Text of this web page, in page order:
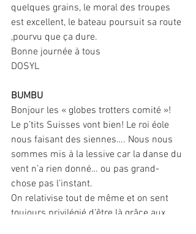
quelques grains, le moral des troupes
est excellent, le bateau poursuit sa route
,pourvu que ça dure.
Bonne journée à tous
DOSYL
BUMBU
Bonjour les « globes trotters comité »!
Le p’tits Suisses vont bien! Le roi éole
nous faisant des siennes…. Nous nous
sommes mis à la lessive car la danse du
vent n’a rien donné… ou pas grand-
chose pas l’instant.
On relativise tout de même et on sent
toujours privilégié d’être là grâce aux